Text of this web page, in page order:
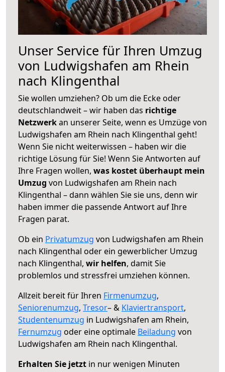
Unser Service für Ihren Umzug
von Ludwigshafen am Rhein
nach Klingenthal
Sie wollen umziehen? Ob um die Ecke oder
deutschlandweit – wir haben das richtige
Netzwerkan unserer Seite, wenn es Umzüge von
Ludwigshafen am Rhein nach Klingenthal geht!
Wenn Sie nicht weiterwissen – haben wir die
richtige Lösung für Sie! Wenn Sie Antworten auf
Ihre Fragen wollen, was kostet überhaupt mein
Umzug von Ludwigshafen am Rhein nach
Klingenthal – dann wählen Sie sie uns, denn wir
haben immer die passende Antwort auf Ihre
Fragen parat.
Ob ein Privatumzug von Ludwigshafen am Rhein
nach Klingenthal oder ein gewerblicher Umzug
nach Klingenthal, wir helfen, damit Sie
problemlos und stressfrei umziehen können.
Allzeit bereit für Ihren Firmenumzug,
Seniorenumzug, Tresor– & Klaviertransport,
Studentenumzug in Ludwigshafen am Rhein,
Fernumzug oder eine optimale Beiladung von
Ludwigshafen am Rhein nach Klingenthal.
Erhalten Sie jetzt in nur wenigen Minuten